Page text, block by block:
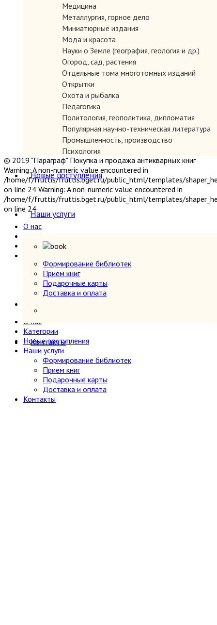
Медицина
Металлургия, горное дело
Миниатюрные издания
Мода и красота
Науки о Земле (география, геология и др.)
Огород, сад, растения
Отдельные тома многотомных изданий
Открытки
Охота и рыбалка
Педагогика
Политология, геополитика, дипломатия
Популярная научно-техническая литература
Промышленность, производство
Психология
Путешествия. Географические открытия
Религия
Сатира и юмор
Секс и эротика
Сельское хозяйство
Словари
Спорт и физкультура
Транспорт
Учебники и самоучители иностранных языков
Физика
Философия
Художественная литература
Экономика, политэкономия
Электроника, электротехника, радио и связь
Энергетика
Языкознание
Новые поступления
Наши услуги
Формирование библиотек
Прием книг
Подарочные карты
Доставка и оплата
Контакты
© 2019 "Параграф" Покупка и продажа антикварных книг
Warning: A non-numeric value encountered in
/home/f/fruttis/fruttis.bget.ru/public_html/templates/
on line 24 Warning: A non-numeric value encountered in
/home/f/fruttis/fruttis.bget.ru/public_html/templates/
on line 24
О нас
Новые поступления
Формирование библиотек
Прием книг
Подарочные карты
Доставка и оплата
О нас
Категории
Новые поступления
Наши услуги
Формирование библиотек
Прием книг
Подарочные карты
Доставка и оплата
Контакты